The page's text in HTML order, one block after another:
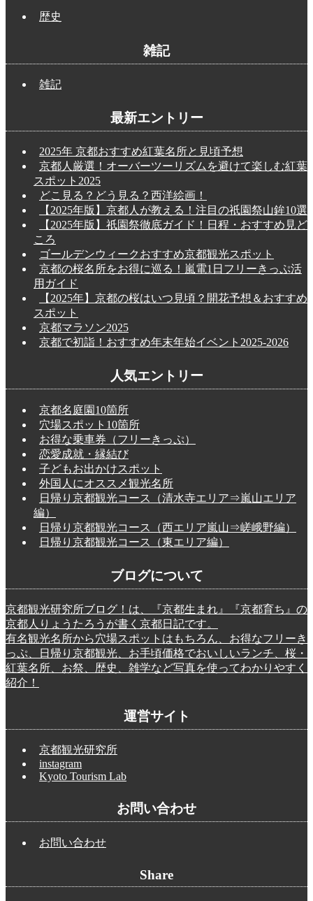
歴史
雑記
雑記
最新エントリー
2025年 京都おすすめ紅葉名所と見頃予想
京都人厳選！オーバーツーリズムを避けて楽しむ紅葉
スポット2025
どこ見る？どう見る？西洋絵画！
【2025年版】京都人が教える！注目の祇園祭山鉾10選
【2025年版】祇園祭徹底ガイド！日程・おすすめ見ど
ころ
ゴールデンウィークおすすめ京都観光スポット
京都の桜名所をお得に巡る！嵐電1日フリーきっぷ活
用ガイド
【2025年】京都の桜はいつ見頃？開花予想＆おすすめ
スポット
京都マラソン2025
京都で初詣！おすすめ年末年始イベント2025-2026
人気エントリー
京都名庭園10箇所
穴場スポット10箇所
お得な乗車券（フリーきっぷ）
恋愛成就・縁結び
子どもお出かけスポット
外国人にオススメ観光名所
日帰り京都観光コース（清水寺エリア⇒嵐山エリア
編）
日帰り京都観光コース（西エリア嵐山⇒嵯峨野編）
日帰り京都観光コース（東エリア編）
ブログについて
京都観光研究所ブログ！は、『京都生まれ』『京都育ち』の
京都人りょうたろうが書く京都日記です。
有名観光名所から穴場スポットはもちろん、お得なフリーき
っぷ、日帰り京都観光、お手頃価格でおいしいランチ、桜・
紅葉名所、お祭、歴史、雑学など写真を使ってわかりやすく
紹介！
運営サイト
京都観光研究所
instagram
Kyoto Tourism Lab
お問い合わせ
お問い合わせ
Share